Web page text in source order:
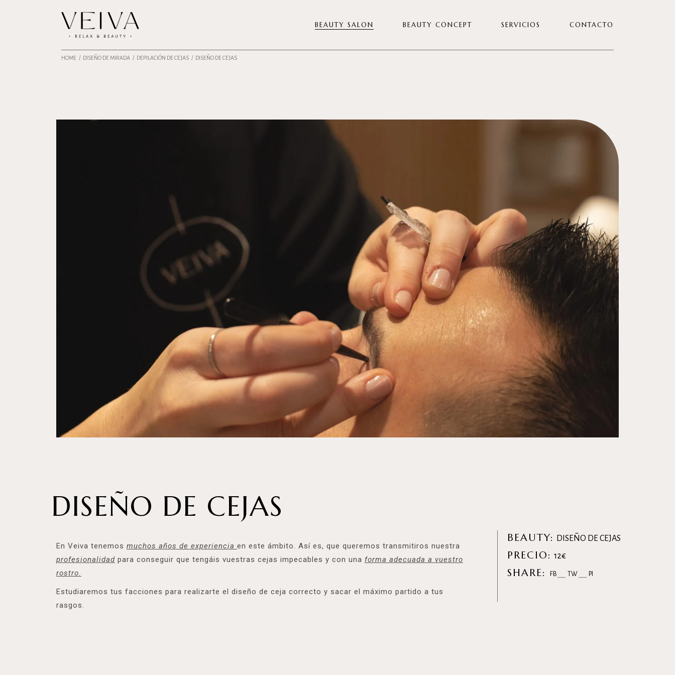
BEAUTY SALON
Manicura y Pedicura
Pack para eventos
BEAUTY CONCEPT SERVICIOS CONTACTO
HOME DISEÑO DE MIRADA DEPILACIÓN DE CEJAS DISEÑO DE CEJAS
DISEÑO DE CEJAS
En Veiva tenemos muchos años de experiencia en este ámbito. Así es, que queremos transmitiros nuestra
profesionalidad para conseguir que tengáis vuestras cejas impecables y con una forma adecuada a vuestro
rostro.
Estudiaremos tus facciones para realizarte el diseño de ceja correcto y sacar el máximo partido a tus
rasgos.
BEAUTY: DISEÑO DE CEJAS
PRECIO: 12€
SHARE: FB TW PI